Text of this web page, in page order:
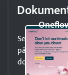
Send
på minutter
dokumenter.